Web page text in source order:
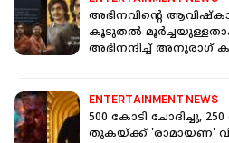
അഭിനവിന്റെ
കൂടുതൽ
അഭിനന്ദിച്ച് അനുരാഗ്
ENTERTAINMENT NEWS
500 കോടി ചോദിച്ചു,
തുകയ്ക്ക് 'രാമായണ'